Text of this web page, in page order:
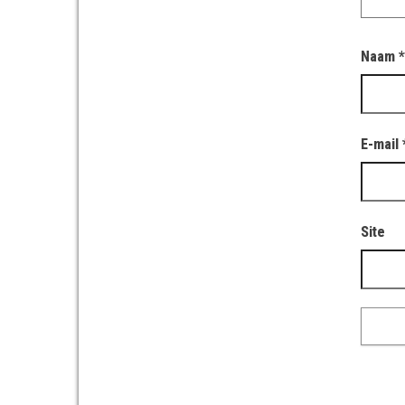
Naam*
E-mail
Site